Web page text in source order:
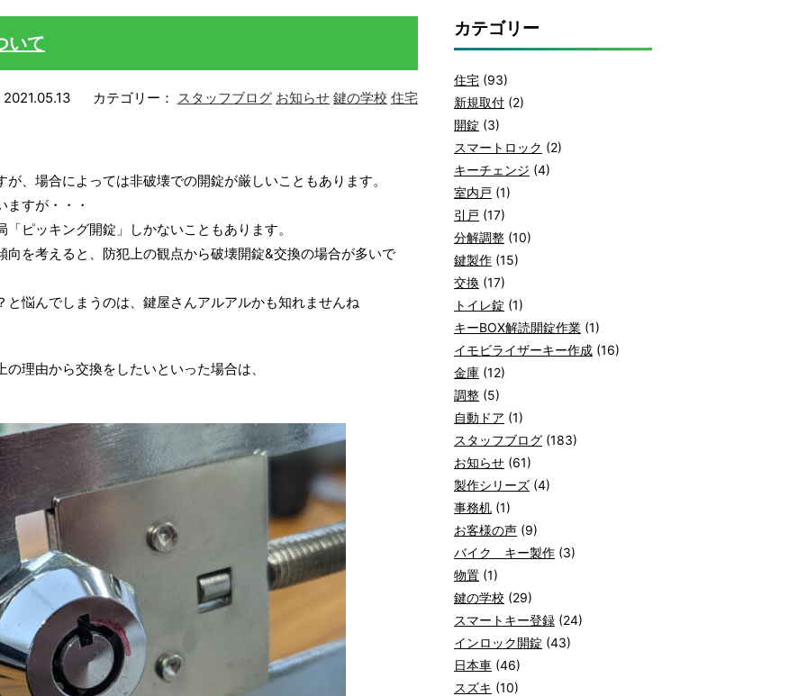
いて
2021.05.13 カテゴリー： スタッフブログ お知らせ 鍵の学校 住宅
、場合によっては非破壊での開錠が厳しいこともあります。
すが・・・
ピッキング開錠」しかないこともあります。
を考えると、防犯上の観点から破壊開錠&交換の場合が多いで
悩んでしまうのは、鍵屋さんアルアルかも知れませんね
理由から交換をしたいといった場合は、
カテゴリー
住宅 (93)
新規取付 (2)
開錠 (3)
スマートロック (2)
キーチェンジ (4)
室内戸 (1)
引戸 (17)
分解調整 (10)
鍵製作 (15)
交換 (17)
トイレ錠 (1)
キーBOX解読開錠作業 (1)
イモビライザーキー作成 (16)
金庫 (12)
調整 (5)
自動ドア (1)
スタッフブログ (183)
お知らせ (61)
製作シリーズ (4)
事務机 (1)
お客様の声 (9)
バイク キー製作 (3)
物置 (1)
鍵の学校 (29)
スマートキー登録 (24)
インロック開錠 (43)
日本車 (46)
スズキ (10)